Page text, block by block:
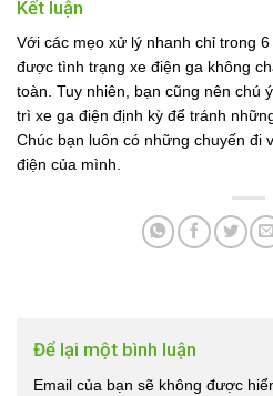
Kết luận
Với các mẹo xử lý nhanh chỉ trong
được tình trạng xe điện ga không
toàn. Tuy nhiên, bạn cũng nên chú
trì xe ga điện định kỳ để tránh
Chúc bạn luôn có những chuyến đi
điện của mình.
Để lại một bình luận
Email của bạn sẽ không được